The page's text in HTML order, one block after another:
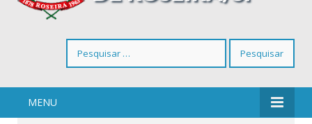
por:
MENU